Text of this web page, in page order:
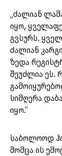
„ძალიან
იყო,
გვსურს.
ძალიან
ზედა
შეუძლია ეს.
სიმღერა
იყო.”
საბოლოოდ
მომცა ის